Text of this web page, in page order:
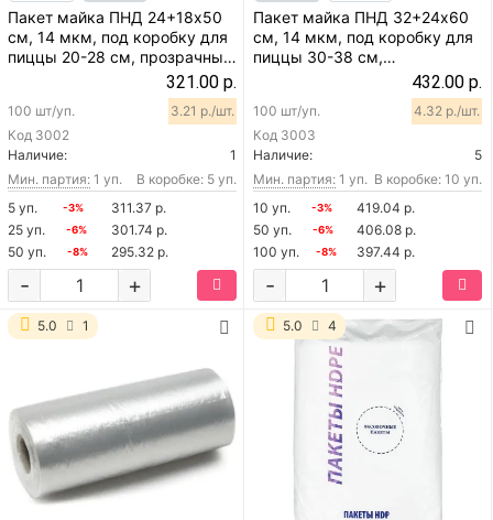
Пакет майка ПНД 24+18х50
см, 14 мкм, под коробку для
пиццы 20-28 см, прозрачный,
321.00 р.
Код 3002
100 шт/уп. 3.21 р./шт.
Наличие:
1
Мин. партия: 1 уп.
В коробке: 5 уп.
5 уп.
-3%
311.37 р.
25 уп.
-6%
301.74 р.
50 уп.
-8% 295.32 р.
+
-
Пакет майка ПНД 32+24х60
см, 14 мкм, под коробку для
пиццы 30-38 см,
432.00 р.
Код 3003
100 шт/уп. 4.32 р./шт.
Наличие:
5
Мин. партия: 1 уп. В коробке: 10 уп.
10 уп.
-3%
419.04 р.
50 уп.
-6%
406.08 р.
100 уп.
-8% 397.44 р.
+
-
5.0 1 5.0 4